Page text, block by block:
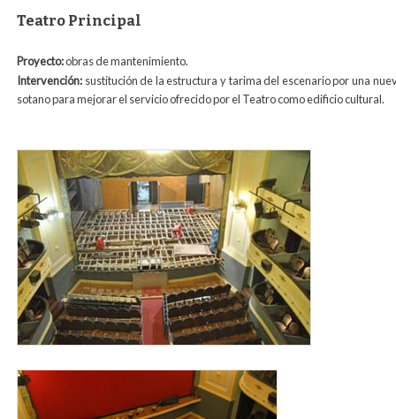
Teatro Principal
Proyecto:obras de mantenimiento.
Intervención: sustitución de la estructura y tarima del escenario por una
sotano para mejorar el servicio ofrecido por el Teatro como edificio cultural.
dsc_0147.jpg
obras_tetaro_principal_2011.jpg